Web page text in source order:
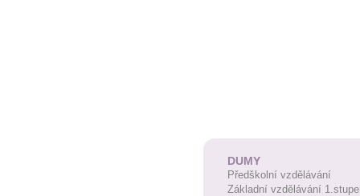
DUMY
Předškolní vzdělávání
Základní vzdělávání